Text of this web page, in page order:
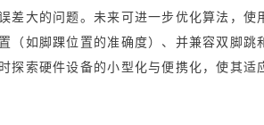
差大的问题。未来可进一步优化算法，使
（如脚踝位置的准确度）、并兼容双脚跳
探索硬件设备的小型化与便携化，使其适